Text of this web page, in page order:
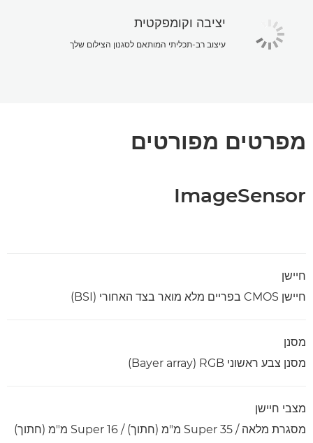
יציבה וקומפקטית
עיצוב רב-תכליתי המותאם לסגנון הצילום שלך
מפרטים מפורטים
ImageSensor
חיישן
חיישן CMOS בפריים מלא מואר בצד האחורי (BSI)
מסנן
מסנן צבע ראשוני RGB‏ (Bayer array)
מצבי חיישן
מסגרת מלאה /‏ Super 35 מ"מ (חתוך) / Super 16 מ"מ (חתוך)